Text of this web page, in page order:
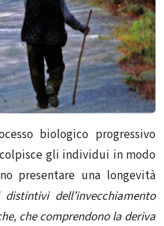
biologico progressivo
gli individui in modo
presentare una longevità
dell’invecchiamento
che comprendono la deriva